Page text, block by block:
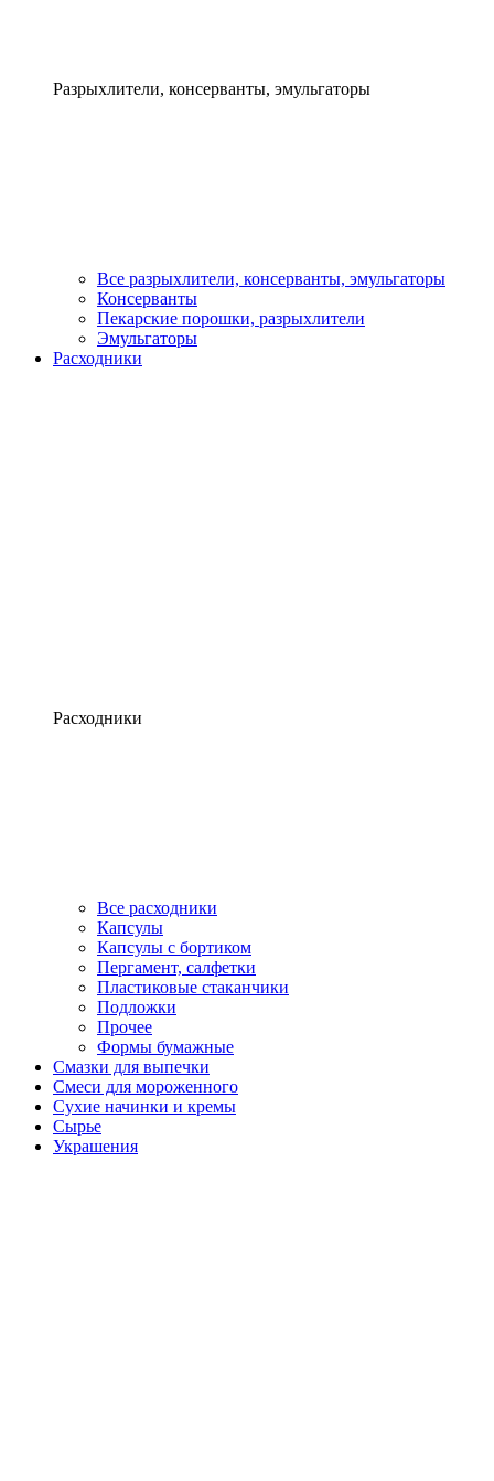
Разрыхлители, консерванты, эмульгаторы
Все разрыхлители, консерванты, эмульгаторы
Консерванты
Пекарские порошки, разрыхлители
Эмульгаторы
Расходники
Расходники
Все расходники
Капсулы
Капсулы с бортиком
Пергамент, салфетки
Пластиковые стаканчики
Подложки
Прочее
Формы бумажные
Смазки для выпечки
Смеси для мороженного
Сухие начинки и кремы
Сырье
Украшения